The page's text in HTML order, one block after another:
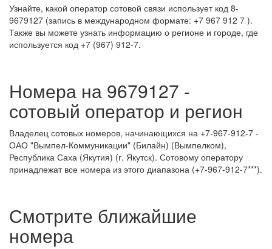
Узнайте, какой оператор сотовой связи использует код 8-
9679127 (запись в международном формате: +7 967 912 7 ).
Также вы можете узнать информацию о регионе и городе, где
используется код +7 (967) 912-7.
Номера на 9679127 -
сотовый оператор и регион
Владелец сотовых номеров, начинающихся на +7-967-912-7 -
ОАО "Вымпел-Коммуникации" (Билайн) (Вымпелком),
Республика Саха (Якутия) (г. Якутск). Сотовому оператору
принадлежат все номера из этого диапазона (+7-967-912-7***).
Смотрите ближайшие
номера